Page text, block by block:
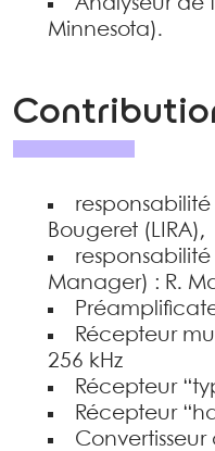
Analyseur de
Minnesota).
responsabilité
Bougeret (LIRA),
Manager) : R.
Récepteur
256 kHz
Récepteur
Récepteur